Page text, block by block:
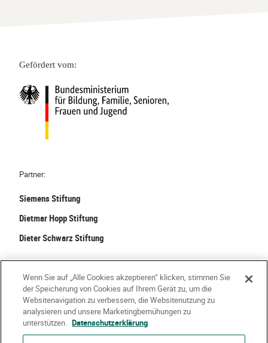
Gefördert vom:
Partner:
Siemens Stiftung
Dietmar Hopp Stiftung
Dieter Schwarz Stiftung
Kontakt Häufige Fragen
Impressum
Datenschutzerklärung
Nutzungsbedingungen
Wenn Sie auf „Alle Cookies akzeptieren“ klicken, stimmen Sie
der Speicherung von Cookies auf Ihrem Gerät zu, um die
Websitenavigation zu verbessern, die Websitenutzung zu
analysieren und unsere Marketingbemühungen zu
unterstützen. Datenschutzerklärung